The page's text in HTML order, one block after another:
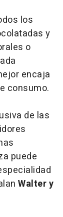
los
y
o
encaja
consumo.
de las
puede
Walter y